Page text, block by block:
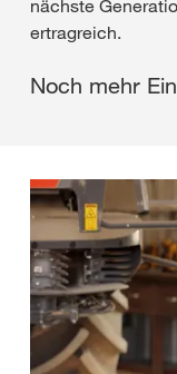
nächste
ertragreich.
Noch mehr